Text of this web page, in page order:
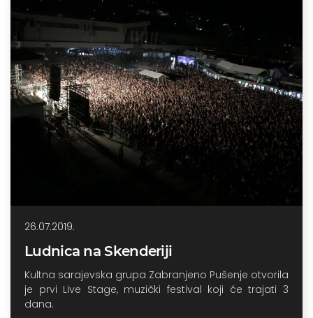
26.07.2019.
Ludnica na Skenderiji
Kultna sarajevska grupa Zabranjeno Pušenje otvorila
je prvi Live Stage, muzički festival koji će trajati 3
dana.